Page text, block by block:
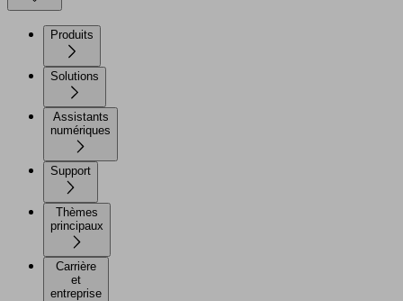
Produits
Solutions
Assistants
numériques
Support
Thèmes
principaux
Carrière
et
entreprise